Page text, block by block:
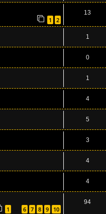
1 2
13
1
0
1
4
5
3
4
4
1 6 7 8 9 10
94